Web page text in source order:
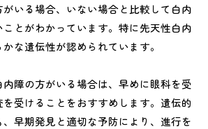
いる場合、いない場合と比較して白内
とがわかっています。特に先天性白内
な遺伝性が認められています。
内障の方がいる場合は、早めに眼科を受
受けることをおすすめします。遺伝的
早期発見と適切な予防により、進行を